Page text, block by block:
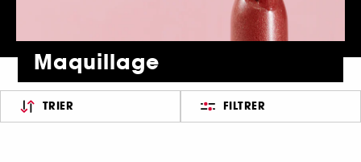
Maquillage
TRIER FILTRER